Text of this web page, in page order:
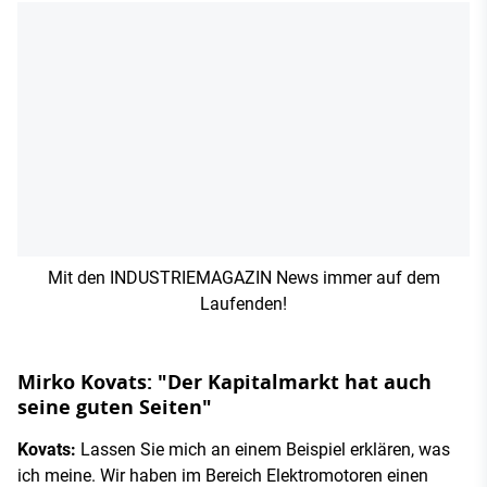
Mit den INDUSTRIEMAGAZIN News immer auf dem
Laufenden!
Mirko Kovats: "Der Kapitalmarkt hat auch
seine guten Seiten"
Kovats: Lassen Sie mich an einem Beispiel erklären, was
ich meine. Wir haben im Bereich Elektromotoren einen